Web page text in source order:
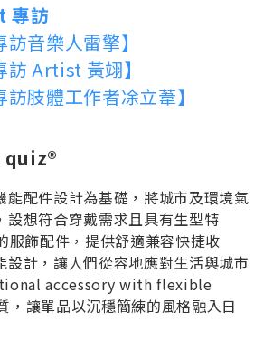
專訪
訪音樂人雷擎】
訪 Artist 黃翊】
訪肢體工作者凃立葦】
能配件設計為基礎，將城市及環境氣
設想符合穿戴需求且具有生型特
飾配件，提供舒適兼容快捷收
設計，讓人們從容地應對生活與城市
accessory with flexible
，讓單品以沉穩簡練的風格融入日